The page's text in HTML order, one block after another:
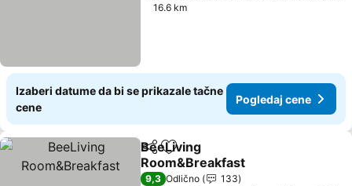
16.6 km
Izaberi datume da bi se prikazale tačne
cene
Pogledaj cene
Deli Dodati u favorite
BeeLiving
Room&Breakfast
9,3 Odlično
133